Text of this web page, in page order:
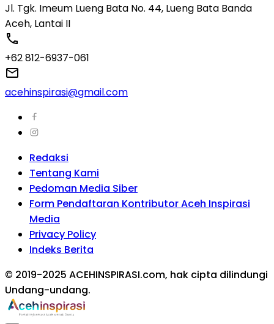
Jl. Tgk. Imeum Lueng Bata No. 44, Lueng Bata Banda
Aceh, Lantai II
+62 812-6937-061
acehinspirasi@gmail.com
Redaksi
Tentang Kami
Pedoman Media Siber
Form Pendaftaran Kontributor Aceh Inspirasi
Media
Privacy Policy
Indeks Berita
© 2019-2025 ACEHINSPIRASI.com, hak cipta dilindungi
Undang-undang.